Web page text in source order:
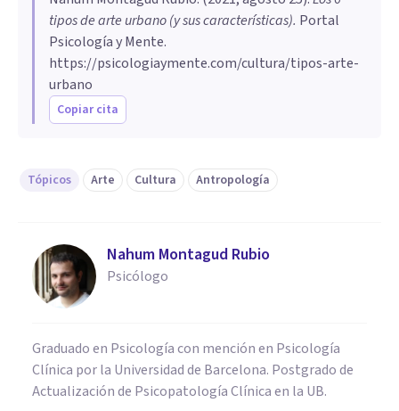
tipos de arte urbano (y sus características). Portal
Psicología y Mente.
https://psicologiaymente.com/cultura/tipos-arte-
urbano
Copiar cita
Tópicos Arte Cultura Antropología
Nahum Montagud Rubio
Psicólogo
Graduado en Psicología con mención en Psicología
Clínica por la Universidad de Barcelona. Postgrado de
Actualización de Psicopatología Clínica en la UB.